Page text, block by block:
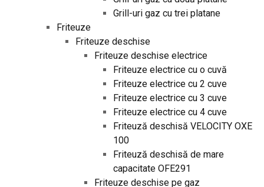
Grill-uri gaz cu trei platane
Friteuze
Friteuze deschise
Friteuze deschise electrice
Friteuze electrice cu o cuvă
Friteuze electrice cu 2 cuve
Friteuze electrice cu 3 cuve
Friteuze electrice cu 4 cuve
Friteuză deschisă VELOCITY OXE
100
Friteuză deschisă de mare
capacitate OFE291
Friteuze deschise pe gaz